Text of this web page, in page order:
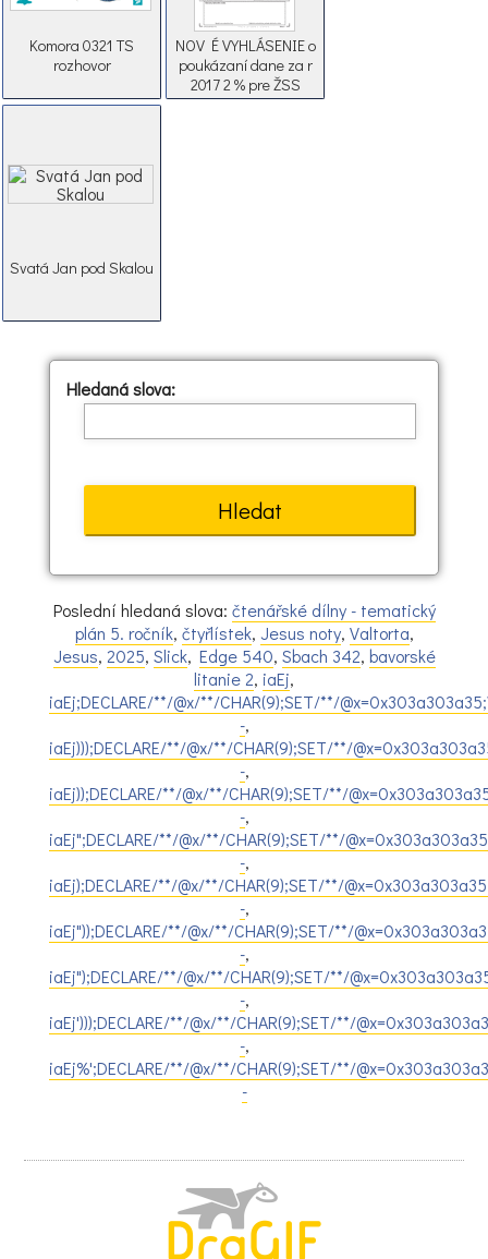
Komora 0321 TS
rozhovor
NOV É VYHLÁSENIE o
poukázaní dane za r
2017 2 % pre ŽSS
Olšava Ruskov
Svatá Jan pod Skalou
Hledaná slova:
Poslední hledaná slova: čtenářské dílny - tematický
plán 5. ročník, čtyřlístek, Jesus noty, Valtorta,
Jesus, 2025, Slick, Edge 540, Sbach 342, bavorské
litanie 2, iaEj,
iaEj;DECLARE/**/@x/**/CHAR(9);SET/**/
-,
iaEj)));DECLARE/**/@x/**/CHAR(9);SET/**/
-,
iaEj));DECLARE/**/@x/**/CHAR(9);SET/**/
-,
iaEj";DECLARE/**/@x/**/CHAR(9);SET/**/
-,
iaEj);DECLARE/**/@x/**/CHAR(9);SET/**/
-,
iaEj"));DECLARE/**/@x/**/CHAR(9);SET/**/
-,
iaEj");DECLARE/**/@x/**/CHAR(9);SET/**/
-,
iaEj')));DECLARE/**/@x/**/CHAR(9);SET/**/
-,
iaEj%';DECLARE/**/@x/**/CHAR(9);SET/**/
-